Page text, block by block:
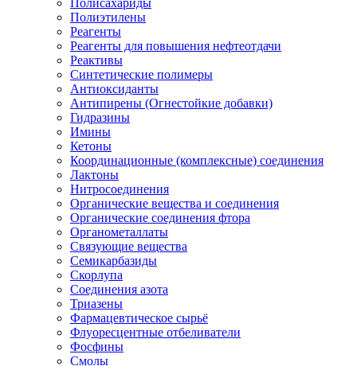
Полисахариды
Полиэтилены
Реагенты
Реагенты для повышения нефтеотдачи
Реактивы
Синтетические полимеры
Антиоксиданты
Антипирены (Огнестойкие добавки)
Гидразины
Имины
Кетоны
Координационные (комплексные) соединения
Лактоны
Нитросоединения
Органические вещества и соединения
Органические соединения фтора
Органометаллаты
Связующие вещества
Семикарбазиды
Скорлупа
Соединения азота
Триазены
Фармацевтическое сырьё
Флуоресцентные отбеливатели
Фосфины
Смолы